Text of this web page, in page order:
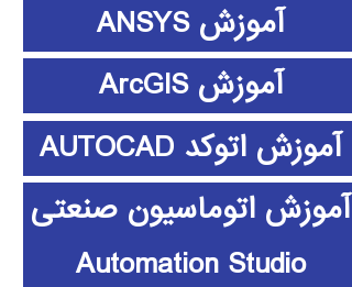
آموزش ANSYS
آموزش ArcGIS
آموزش اتوکد AUTOCAD
آموزش اتوماسیون صنعتی
Automation Studio